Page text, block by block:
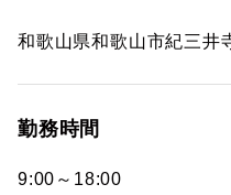
和歌山県和歌山市紀三井
勤務時間
9:00～18:00